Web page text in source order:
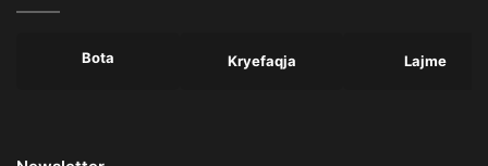
Bota Kryefaqja Lajme